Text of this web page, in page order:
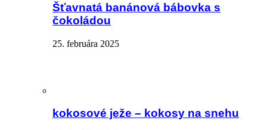
Šťavnatá banánová bábovka s
čokoládou
25. februára 2025
kokosové ježe – kokosy na snehu